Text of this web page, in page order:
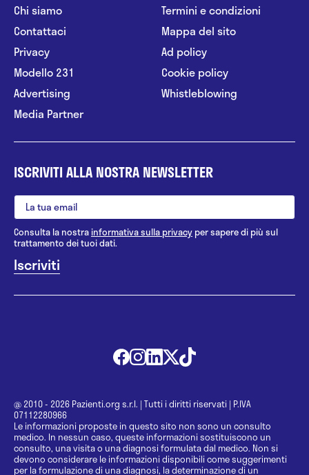
Chi siamo
Contattaci
Privacy
Modello 231
Advertising
Media Partner
Termini e condizioni
Mappa del sito
Ad policy
Cookie policy
Whistleblowing
ISCRIVITI ALLA NOSTRA NEWSLETTER
Consulta la nostrainformativa sulla privacy per sapere di più sul
trattamento dei tuoi dati.
@ 2010 - 2026 Pazienti.org s.r.l. | Tutti i diritti riservati | P.IVA
07112280966
Le informazioni proposte in questo sito non sono un consulto
medico. In nessun caso, queste informazioni sostituiscono un
consulto, una visita o una diagnosi formulata dal medico. Non si
devono considerare le informazioni disponibili come suggerimenti
per la formulazione di una diagnosi, la determinazione di un